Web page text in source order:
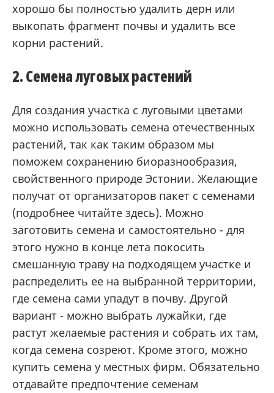
хорошо бы полностью удалить дерн или
выкопать фрагмент почвы и удалить все
корни растений.
2. Семена луговых растений
Для создания участка с луговыми цветами
можно использовать семена отечественных
растений, так как таким образом мы
поможем сохранению биоразнообразия,
свойственного природе Эстонии. Желающие
получат от организаторов пакет с семенами
(подробнее читайте здесь). Можно
заготовить семена и самостоятельно - для
этого нужно в конце лета покосить
смешанную траву на подходящем участке и
распределить ее на выбранной территории,
где семена сами упадут в почву. Другой
вариант - можно выбрать лужайки, где
растут желаемые растения и собрать их там,
когда семена созреют. Кроме этого, можно
купить семена у местных фирм. Обязательно
отдавайте предпочтение семенам